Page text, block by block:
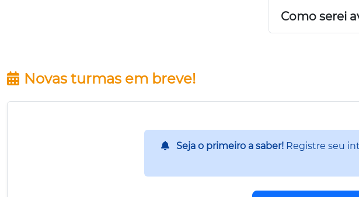
Como serei
Novas turmas em breve!
Seja o primeiro a saber! Registre seu